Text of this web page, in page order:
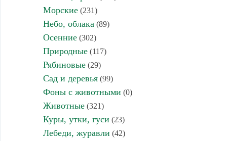
Морские(231)
Небо, облака (89)
Осенние(302)
Природные(117)
Рябиновые(29)
Сад и деревья(99)
Фоны с животными (0)
Животные(321)
Куры, утки, гуси (23)
Лебеди, журавли (42)